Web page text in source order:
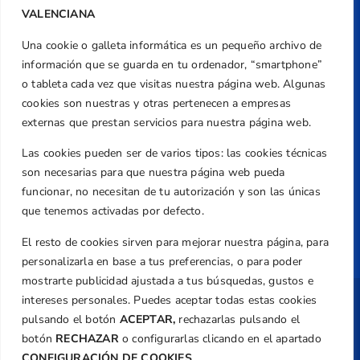
VALENCIANA
Una cookie o galleta informática es un pequeño archivo de
información que se guarda en tu ordenador, “smartphone”
o tableta cada vez que visitas nuestra página web. Algunas
cookies son nuestras y otras pertenecen a empresas
externas que prestan servicios para nuestra página web.
Las cookies pueden ser de varios tipos: las cookies técnicas
son necesarias para que nuestra página web pueda
funcionar, no necesitan de tu autorización y son las únicas
que tenemos activadas por defecto.
El resto de cookies sirven para mejorar nuestra página, para
personalizarla en base a tus preferencias, o para poder
mostrarte publicidad ajustada a tus búsquedas, gustos e
intereses personales. Puedes aceptar todas estas cookies
pulsando el botón ACEPTAR, rechazarlas pulsando el
botón RECHAZARo configurarlas clicando en el apartado
federacion@golfcv.com
Aviso Legal
Política de Privacidad
Transparencia
Normativa
Federación
Revista
Copyright ©Federación de Golf de la
Comunitat Valenciana| Diseño: TecnoQuatre